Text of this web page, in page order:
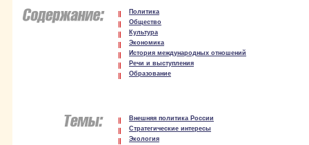
Политика
Общество
Культура
Экономика
История международных отношений
Речи и выступления
Образование
Внешняя политика России
Стратегические интересы
Экология